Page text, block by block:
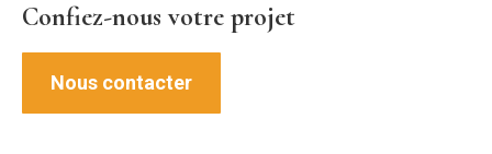
Confiez-nous votre projet
Nous contacter